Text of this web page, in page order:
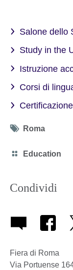
Salone dello
Study in the
Istruzione
Corsi di
Tag
Roma
Category
Education
Condividi
Fiera di Roma
Via Portuense